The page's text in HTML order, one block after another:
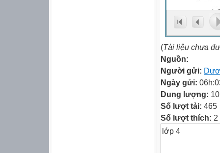
(Tài liệu chưa
Nguồn:
Người gửi:
Ngày gửi:
Dung lượng:
Số lượt tải: 465
Số lượt thích:
lớp 4